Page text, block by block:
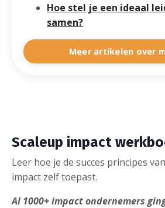
Hoe stel je een ideaal
samen?
Meer artikelen over
Scaleup impact
Leer hoe je de succes principes
impact zelf toepast.
Al 1000+ impact ondernemers